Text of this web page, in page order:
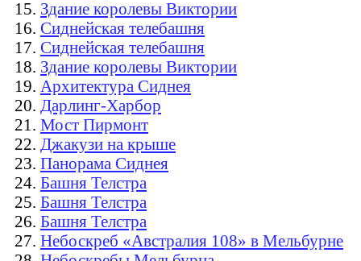
Здание королевы Виктории
Сиднейская телебашня
Сиднейская телебашня
Здание королевы Виктории
Архитектура Сиднея
Дарлинг-Харбор
Мост Пирмонт
Джакузи на крыше
Панорама Сиднея
Башня Телстра
Башня Телстра
Башня Телстра
Небоскреб «Австралия 108» в Мельбурне